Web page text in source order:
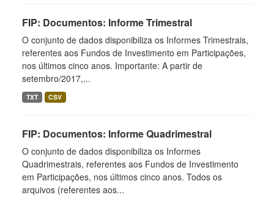
FIP: Documentos: Informe Trimestral
O conjunto de dados disponibiliza os Informes Trimestrais,
referentes aos Fundos de Investimento em Participações,
nos últimos cinco anos. Importante: A partir de
setembro/2017,...
TXT CSV
FIP: Documentos: Informe Quadrimestral
O conjunto de dados disponibiliza os Informes
Quadrimestrais, referentes aos Fundos de Investimento
em Participações, nos últimos cinco anos. Todos os
arquivos (referentes aos...